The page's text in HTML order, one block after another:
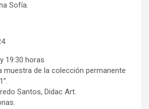
Sofía.
19:30 horas
muestra de la colección permanente
Santos, Didac Art.